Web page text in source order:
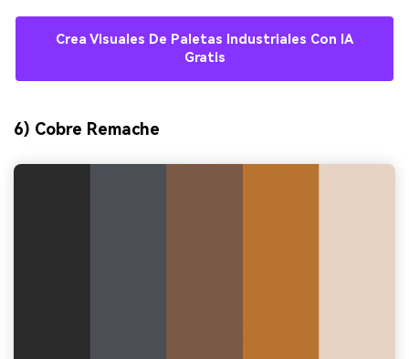
Crea Visuales De Paletas Industriales Con IA
Gratis
6) Cobre Remache